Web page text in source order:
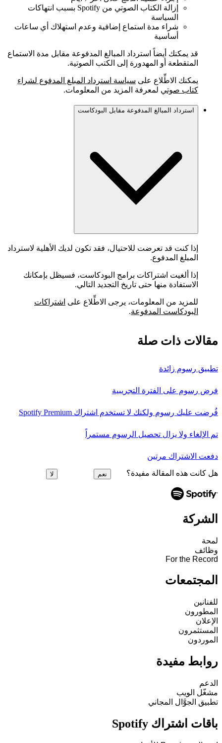
إزالة الكتاب الصوتي من Spotify بسبب انتهاكات
السياسة
شراء مدة استماع إضافية وعدم استهلاك أي ساعات
أساسية
قد يمكنك أيضاً استرداد المبالغ المدفوعة مقابل مدة الاستماع
المتقطعة أو المهدورة إلى الكتب الصوتية.
يمكنك الاطِّلاع على سياسة استرداد المبلغ المدفوع لشراء
كتاب صوتي لمعرفة المزيد من المعلومات.
استرداد المبالغ المدفوعة مقابل البودكاست
إذا كنت قد تعرضت للاحتيال، فقد تكون لديك الأهلية لاسترداد
المبلغ المدفوع.
إذا ألغيت اشتراكات برامج البودكاست، فسيظل بإمكانك
الاستفادة منها حتى تاريخ التجديد التالي.
للمزيد من المعلومات، يرجى الاطِّلاع على اشتراكات
البودكاست المدفوعة.
مقالات ذات صلة
تطبيق رسوم زائدة
فرض رسوم على الفترة التجريبية
فُرضت عليك رسوم ولكنك لا تستخدم اشتراك Spotify Premium
تم الإلغاء ولا يزال تحصيل الرسوم مستمراً
دفعت الاشتراك مرتين
هل كانت هذه المقالة مفيدة؟ نعم لا
الشركة
لمحة
وظائف
For the Record
المجتمعات
للفنانين
المطورون
الإعلان
المستثمرون
الموردون
روابط مفيدة
الدعم
مشغّل الويب
تطبيق الجوَّال المجاني
باقات اشتراك Spotify